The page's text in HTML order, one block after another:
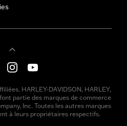
HARLEY-DAVIDSON, HARLEY,
partie des marques de commerce
Inc. Toutes les autres marques
à leurs propriétaires respectifs.